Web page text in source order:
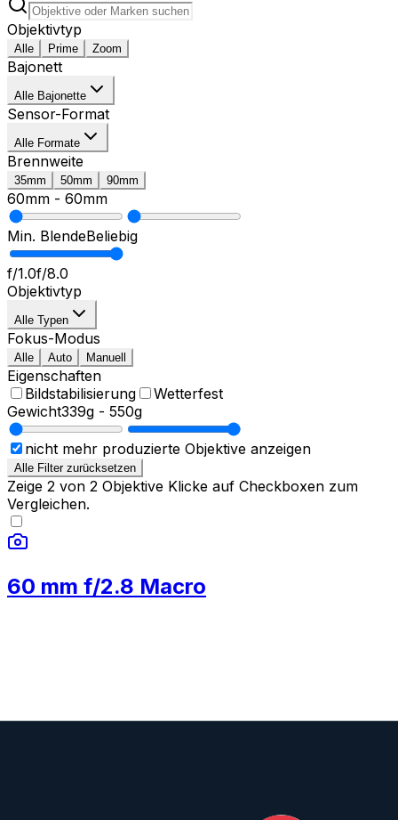
Objektivtyp
Alle Prime Zoom
Bajonett
Alle Bajonette
Sensor-Format
Alle Formate
Brennweite
35mm 50mm 90mm
60mm - 60mm
Min. BlendeBeliebig
f/1.0f/8.0
Objektivtyp
Alle Typen
Fokus-Modus
Alle Auto Manuell
Eigenschaften
Bildstabilisierung
Wetterfest
Gewicht339g - 550g
nicht mehr produzierte Objektive anzeigen
Alle Filter zurücksetzen
Zeige 2 von 2 Objektive Klicke auf Checkboxen zum
Vergleichen.
60 mm f/2.8 Macro